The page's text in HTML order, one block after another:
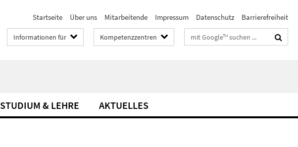
Startseite Über uns Mitarbeitende Impressum Datenschutz Barrierefreiheit
Informationen für Kompetenzzentren Suchbegriffe
STUDIUM & LEHRE AKTUELLES